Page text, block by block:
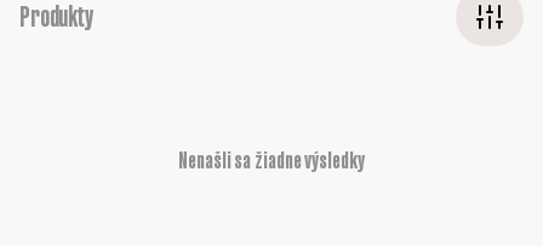
Produkty
Nenašli sa žiadne výsledky